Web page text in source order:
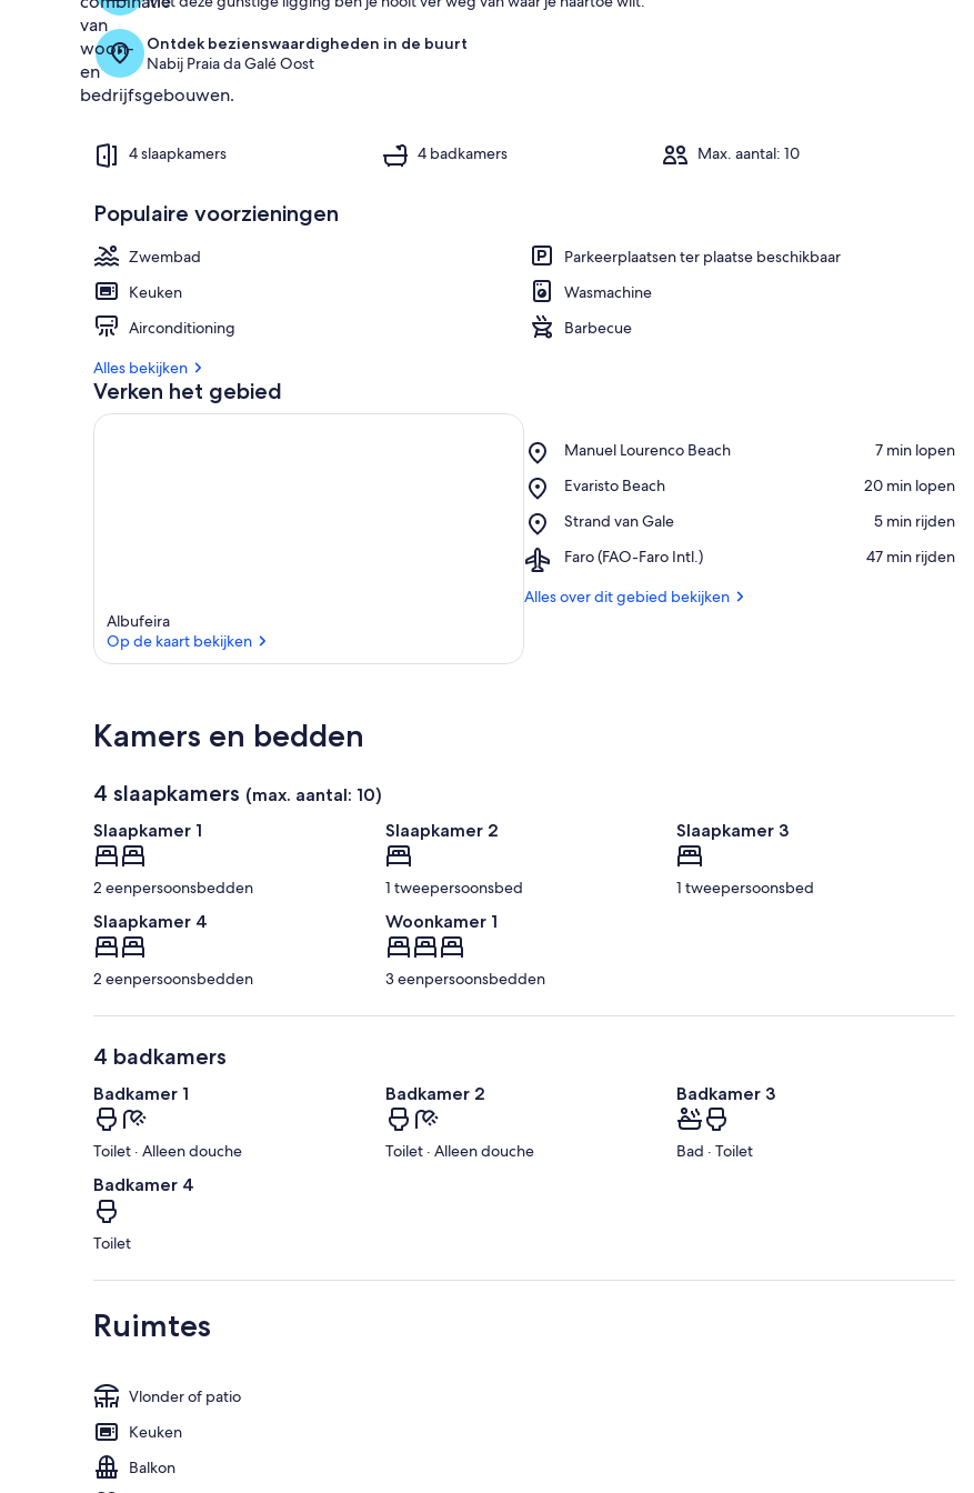
Ontdek bezienswaardigheden in de buurt
Nabij Praia da Galé Oost
4 slaapkamers 4 badkamers Max. aantal: 10
Populaire voorzieningen
Zwembad
Parkeerplaatsen ter plaatse beschikbaar
Keuken
Wasmachine
Airconditioning
Barbecue
Alles bekijken
Verken het gebied
Albufeira
Op de kaart bekijken
Manuel Lourenco Beach
Place,
Lourenco
‪7 min lopen‬
Evaristo Beach
Place,
Beach
‪20 min lopen‬
Strand van Gale
Place,
van
‪5 min rijden‬
Faro (FAO-Faro Intl.)
Airport,
(FAO-
‪47 min rijden‬
Alles over dit gebied bekijken
Kamers en bedden
4 slaapkamers (max. aantal: 10)
Slaapkamer 1
2 eenpersoonsbedden
Slaapkamer 2
1 tweepersoonsbed
Slaapkamer 3
1 tweepersoonsbed
Slaapkamer 4
2 eenpersoonsbedden
Woonkamer 1
3 eenpersoonsbedden
4 badkamers
Badkamer 1
Toilet · Alleen douche
Badkamer 2
Toilet · Alleen douche
Badkamer 3
Bad · Toilet
Badkamer 4
Toilet
Ruimtes
Vlonder of patio
Keuken
Balkon